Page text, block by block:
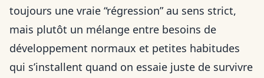
toujours une vraie “régression” au sens strict,
mais plutôt un mélange entre besoins de
développement normaux et petites habitudes
qui s’installent quand on essaie juste de survivre